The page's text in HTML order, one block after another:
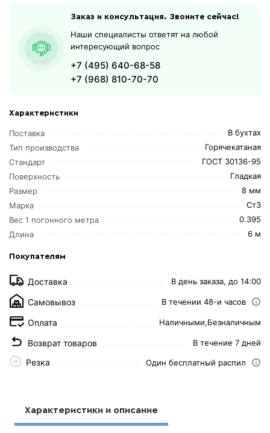
Характеристики
Поставка
В бухтах
Тип производства
Горячекатаная
Стандарт
ГОСТ 30136-95
Поверхность
Гладкая
Размер
8 мм
Марка
Ст3
Вес 1 погонного метра
0.395
Длина
6 м
Покупателям
Доставка В день заказа, до 14:00
Самовывоз В течении 48-и часов
Оплата Наличными,Безналичным
Возврат товаров В течение 7 дней
Резка Один бесплатный распил
Заказ и консультация. Звоните сейчас!
Наши специалисты ответят на любой
интересующий вопрос
+7 (495) 640-68-58
+7 (968) 810-70-70
Характеристики и описание